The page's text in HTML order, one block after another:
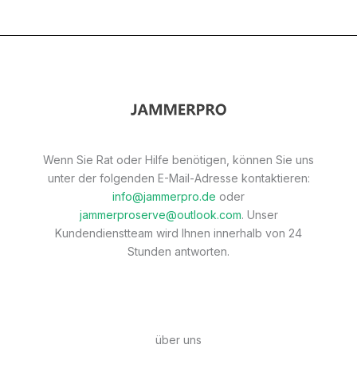
Wenn Sie Rat oder Hilfe benötigen, können Sie uns
unter der folgenden E-Mail-Adresse kontaktieren:
info@jammerpro.de oder
jammerproserve@outlook.com. Unser
Kundendienstteam wird Ihnen innerhalb von 24
Stunden antworten.
über uns